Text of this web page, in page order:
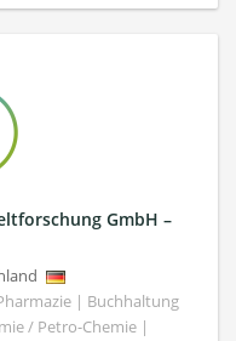
GmbH –
| Buchhaltung
/ Petro-Chemie |